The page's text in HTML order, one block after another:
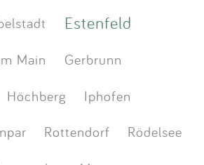
Estenfeld
Main
Gerbrunn
Höchberg
Iphofen
Rottendorf
Rödelsee